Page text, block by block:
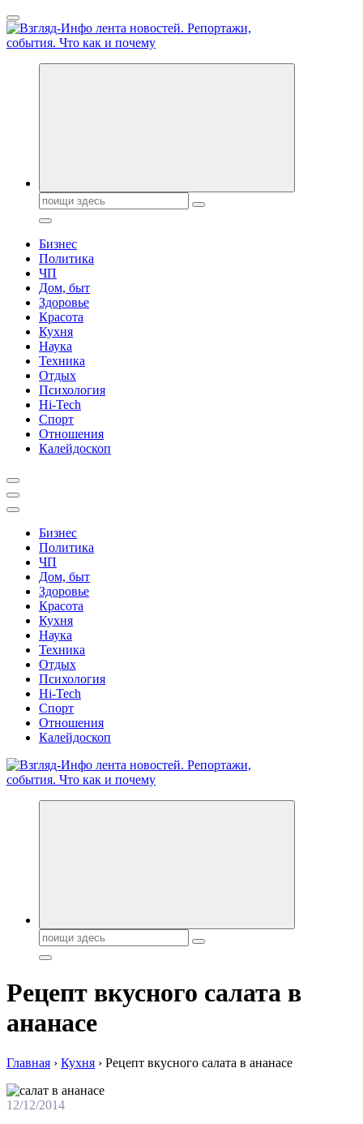
Перейти
к
содержанию
Обо всем и обо всех, что зачем и почему. Новости политики,
Поиск:
Бизнес
Политика
ЧП
Дом, быт
Здоровье
Красота
Кухня
Наука
Техника
Отдых
Психология
Hi-Tech
Спорт
Отношения
Калейдоскоп
Бизнес
Политика
ЧП
Дом, быт
Здоровье
Красота
Кухня
Наука
Техника
Отдых
Психология
Hi-Tech
Спорт
Отношения
Калейдоскоп
Обо всем и обо всех, что зачем и почему. Новости политики,
Поиск:
Рецепт вкусного салата в
ананасе
Главная › Кухня › Рецепт вкусного салата в ананасе
12/12/2014